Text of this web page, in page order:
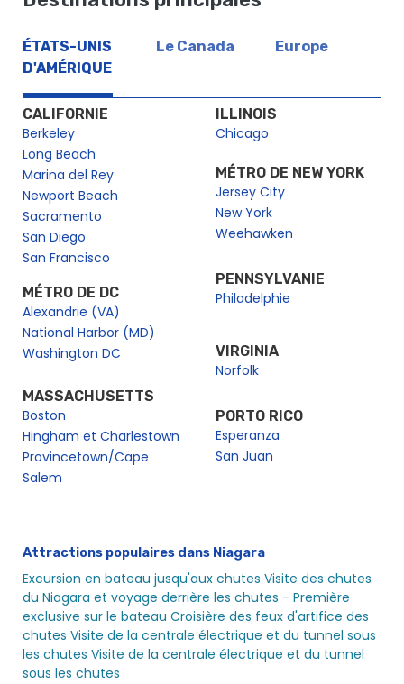
ÉTATS-UNIS
D'AMÉRIQUE
Le Canada Europe
CALIFORNIE
Berkeley
Long Beach
Marina del Rey
Newport Beach
Sacramento
San Diego
San Francisco
MÉTRO DE DC
Alexandrie (VA)
National Harbor (MD)
Washington DC
MASSACHUSETTS
Boston
Hingham et Charlestown
Provincetown/Cape
Salem
ILLINOIS
Chicago
MÉTRO DE NEW YORK
Jersey City
New York
Weehawken
PENNSYLVANIE
Philadelphie
VIRGINIA
Norfolk
PORTO RICO
Esperanza
San Juan
Attractions populaires dans Niagara
Excursion en bateau jusqu'aux chutes Visite des chutes
du Niagara et voyage derrière les chutes - Première
exclusive sur le bateau Croisière des feux d'artifice des
chutes Visite de la centrale électrique et du tunnel sous
les chutes Visite de la centrale électrique et du tunnel
sous les chutes